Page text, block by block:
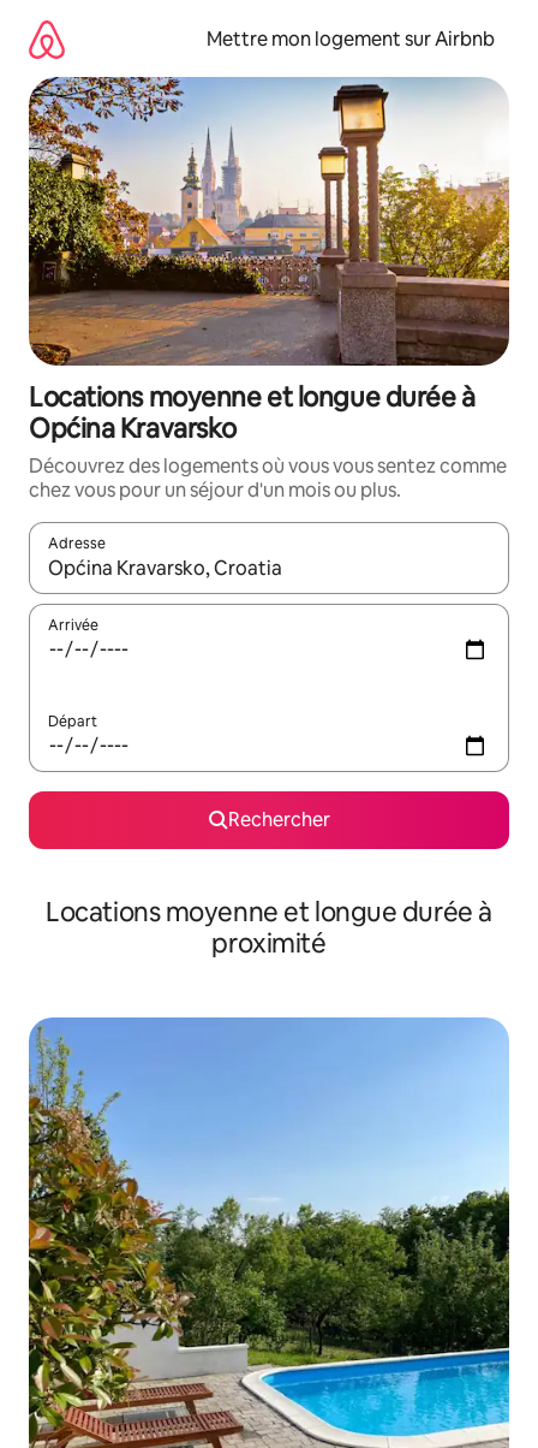
directement
contenu
Mettre mon logement sur Airbnb
Locations moyenne et longue durée à
Općina Kravarsko
Découvrez des logements où vous vous sentez comme
chez vous pour un séjour d'un mois ou plus.
Adresse
Lorsque les résultats s'affichent, utilisez les flèches vers le
Arrivée
Départ
Rechercher
Locations moyenne et longue durée à
proximité